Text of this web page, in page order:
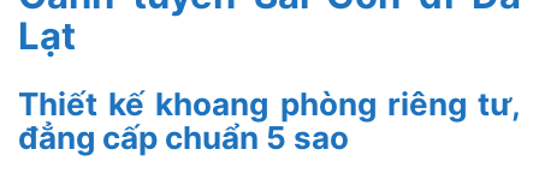
Lạt
Thiết kế khoang phòng riêng tư,
đẳng cấp chuẩn 5 sao